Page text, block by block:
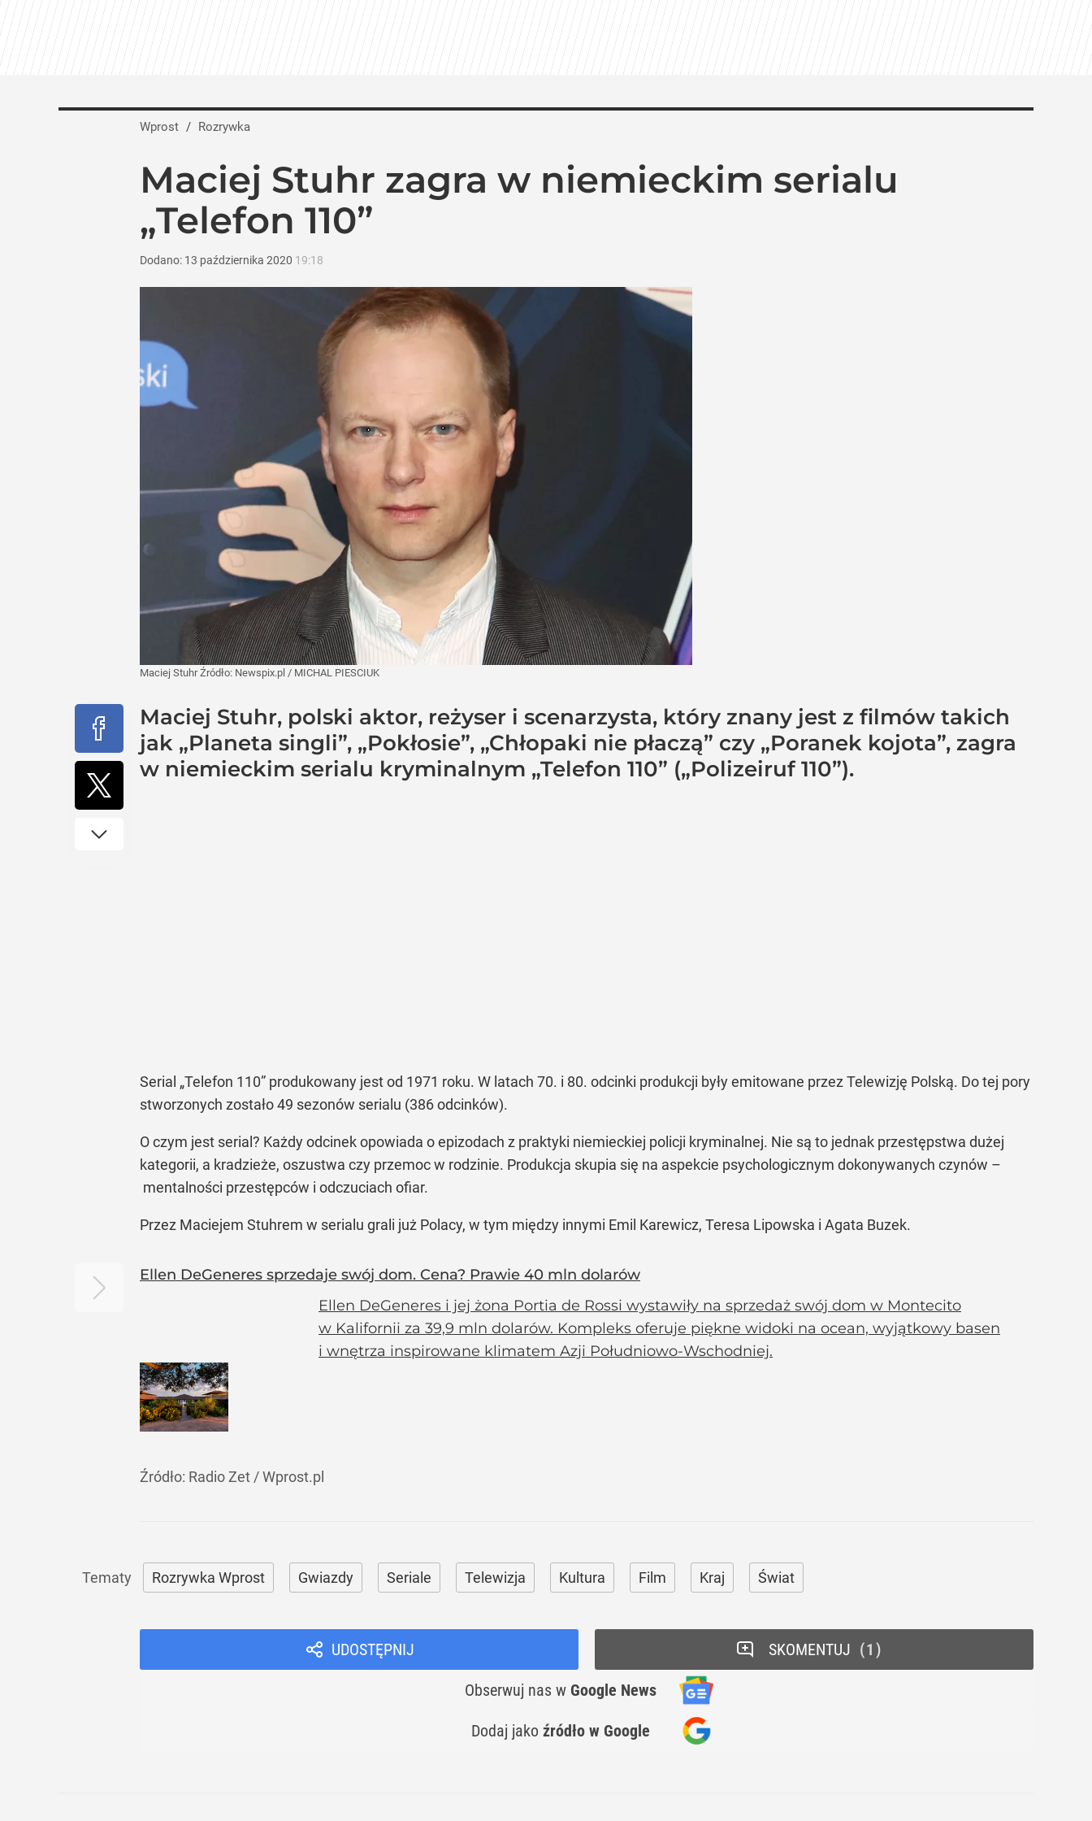
Polsat odkrył karty na jesień. Wielkie powroty i zaskakujące nowości w ramówce
Tego sondażu premier nie może zlekceważyć. Polacy o przywróceniu CPN
Wprost / Rozrywka
Maciej Stuhr zagra w niemieckim serialu
„Telefon 110”
Dodano: 13 października 2020 19:18
Maciej StuhrŹródło: Newspix.pl / MICHAL PIESCIUK
Maciej Stuhr, polski aktor, reżyser i scenarzysta, który znany jest z filmów takich
jak „Planeta singli”, „Pokłosie”, „Chłopaki nie płaczą” czy „Poranek kojota”, zagra
w niemieckim serialu kryminalnym „Telefon 110” („Polizeiruf 110”).
Serial „Telefon 110” produkowany jest od 1971 roku. W latach 70. i 80. odcinki produkcji były emitowane przez Telewizję Polską. Do tej pory
stworzonych zostało 49 sezonów serialu (386 odcinków).
O czym jest serial? Każdy odcinek opowiada o epizodach z praktyki niemieckiej policji kryminalnej. Nie są to jednak przestępstwa dużej
kategorii, a kradzieże, oszustwa czy przemoc w rodzinie. Produkcja skupia się na aspekcie psychologicznym dokonywanych czynów –
mentalności przestępców i odczuciach ofiar.
Przez Maciejem Stuhrem w serialu grali już Polacy, w tym między innymi Emil Karewicz, Teresa Lipowska i Agata Buzek.
Ellen DeGeneres sprzedaje swój dom. Cena? Prawie 40 mln dolarów
Ellen DeGeneres i jej żona Portia de Rossi wystawiły na sprzedaż swój dom w Montecito
w Kalifornii za 39,9 mln dolarów. Kompleks oferuje piękne widoki na ocean, wyjątkowy basen
i wnętrza inspirowane klimatem Azji Południowo-Wschodniej.
Źródło: Radio Zet /Wprost.pl
Rozrywka Wprost Gwiazdy Seriale Telewizja Kultura Film Kraj Świat
UDOSTĘPNIJ
Obserwuj nas w Google News
Dodaj jako źródło w Google
SKOMENTUJ 1